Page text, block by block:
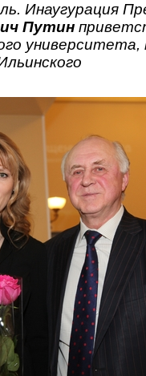
Инаугурация
Путин